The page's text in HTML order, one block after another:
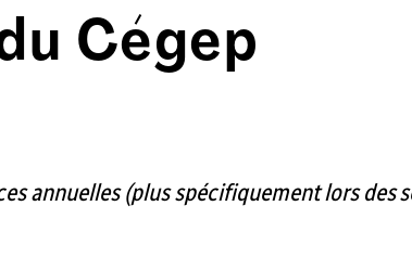
Cégep
annuelles (plus spécifiquement lors des